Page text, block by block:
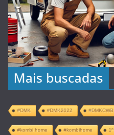
Mais buscadas
#DMK #DMK2022
#kombi home #kombihome